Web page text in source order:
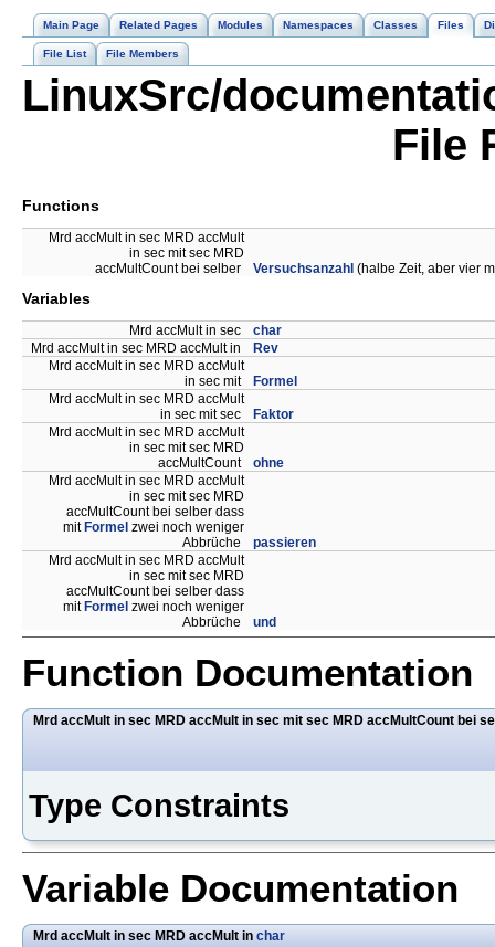
Main Page Related Pages Modules Namespaces Classes Files
File List File Members
LinuxSrc/
File
Functions
Mrd accMult in sec MRD accMult
in sec mit sec MRD
accMultCount bei selber
Versuchsanzahl (halbe Zeit, aber vier
Variables
Mrd accMult in sec
char
Mrd accMult in sec MRD accMult in
Rev
Mrd accMult in sec MRD accMult
in sec mit
Formel
Mrd accMult in sec MRD accMult
in sec mit sec
Faktor
Mrd accMult in sec MRD accMult
in sec mit sec MRD
accMultCount
ohne
Mrd accMult in sec MRD accMult
in sec mit sec MRD
accMultCount bei selber dass
mit Formel zwei noch weniger
Abbrüche
passieren
Mrd accMult in sec MRD accMult
in sec mit sec MRD
accMultCount bei selber dass
mit Formel zwei noch weniger
Abbrüche
und
Function Documentation
Mrd accMult in sec MRD accMult in sec mit sec MRD accMultCount bei
Type Constraints
Variable Documentation
Mrd accMult in sec MRD accMult in char